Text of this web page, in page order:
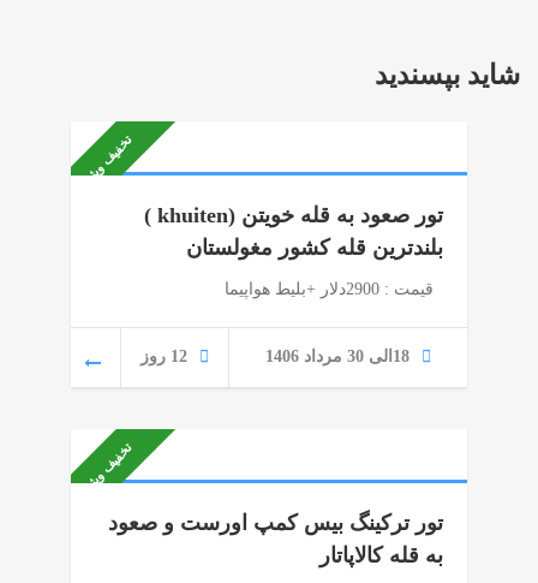
شاید بپسندید
تخفیف ویژه
تور صعود به قله خویتن (khuiten )
بلندترین قله کشور مغولستان
قیمت : 2900دلار +بلیط هواپیما
18الی 30 مرداد 1406 12 روز
تخفیف ویژه
تور ترکینگ بیس کمپ اورست و صعود
به قله کالاپاتار